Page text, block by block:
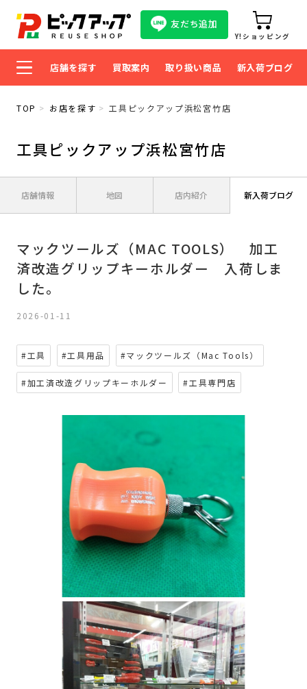
友だち追加
Y!ショッピング
店舗を探す 買取案内 取り扱い商品 新入荷ブログ
TOP お店を探す 工具ピックアップ浜松宮竹店
工具ピックアップ浜松宮竹店
店舗情報 地図 店内紹介 新入荷ブログ
マックツールズ（MAC TOOLS） 加工
済改造グリップキーホルダー 入荷しま
した。
2026-01-11
#工具 #工具用品 #マックツールズ（Mac Tools）
#加工済改造グリップキーホルダー #工具専門店